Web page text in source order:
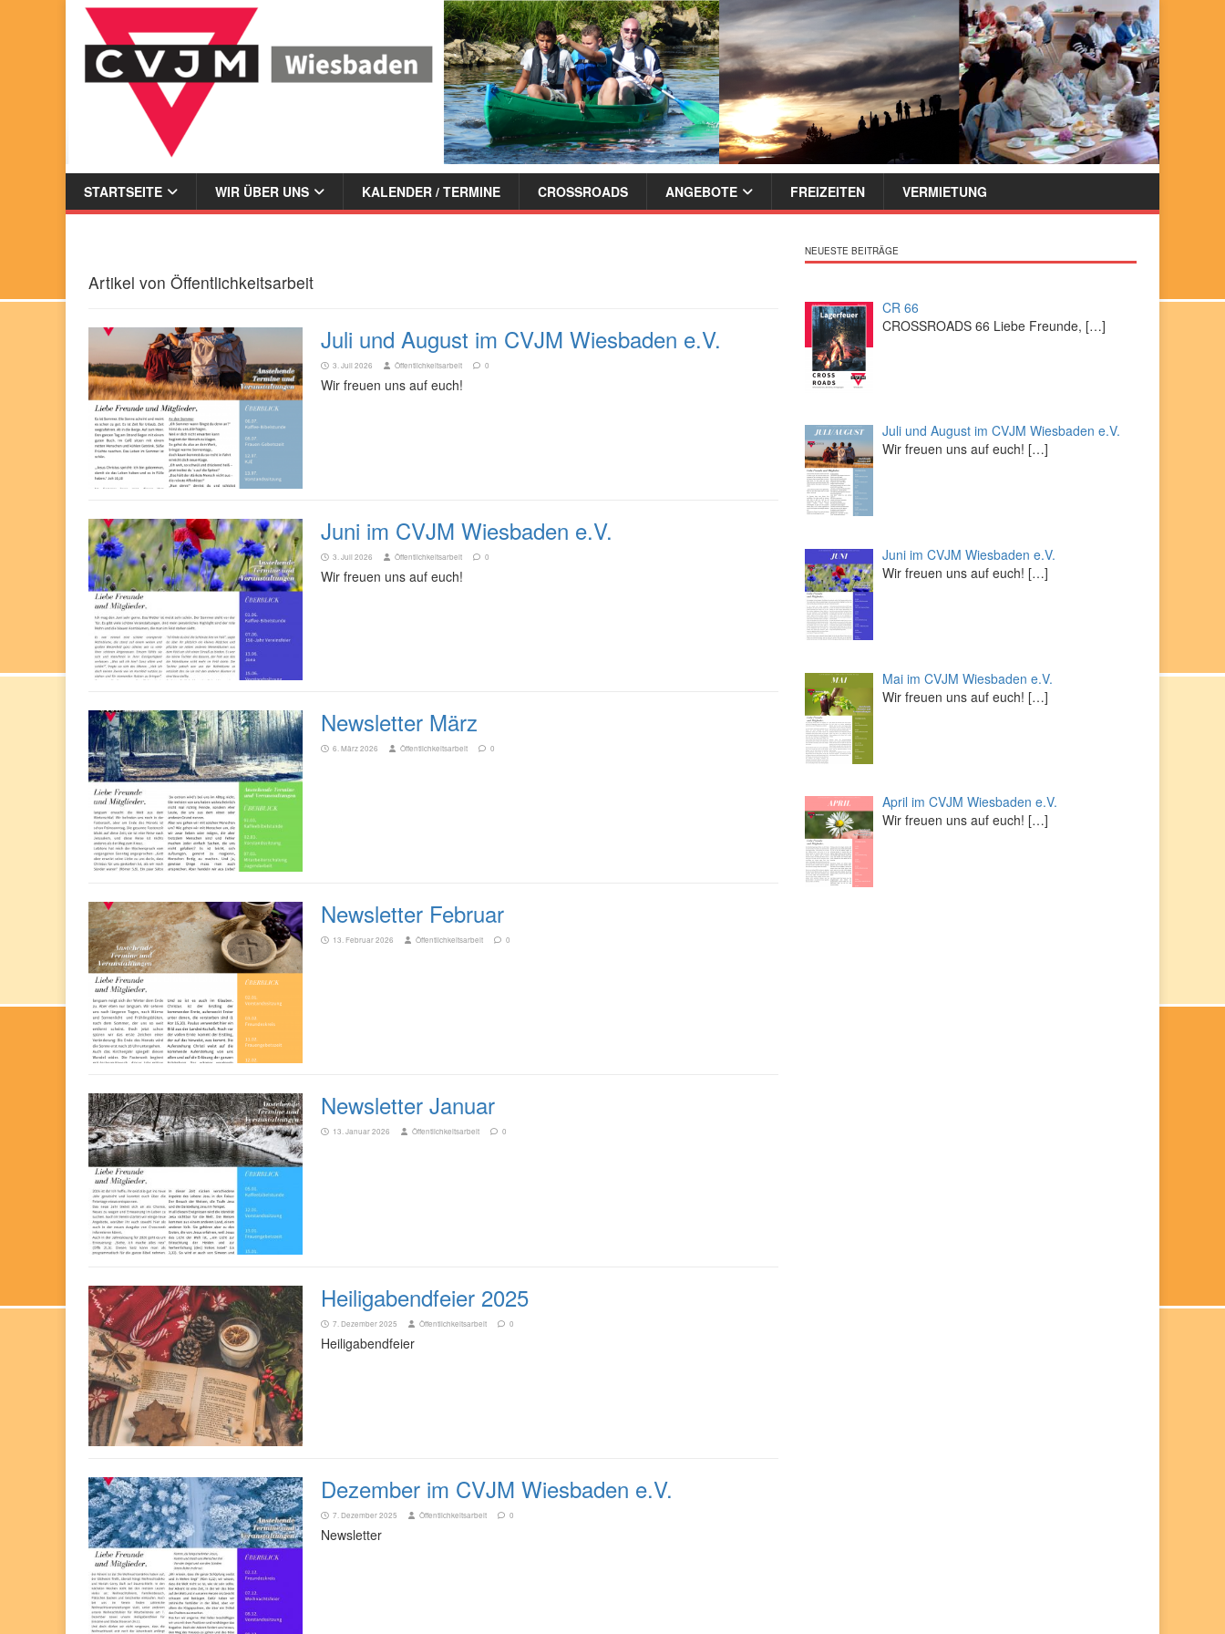
STARTSEITE WIR ÜBER UNS KALENDER / TERMINE CROSSROADS ANGEBOTE FREIZEITEN VERMIETUNG
Artikel von Öffentlichkeitsarbeit
Juli und August im CVJM Wiesbaden e.V.
3. Juli 2026 Öffentlichkeitsarbeit 0
Wir freuen uns auf euch!
Juni im CVJM Wiesbaden e.V.
3. Juli 2026 Öffentlichkeitsarbeit 0
Wir freuen uns auf euch!
Newsletter März
6. März 2026 Öffentlichkeitsarbeit 0
Newsletter Februar
13. Februar 2026 Öffentlichkeitsarbeit 0
Newsletter Januar
13. Januar 2026 Öffentlichkeitsarbeit 0
Heiligabendfeier 2025
7. Dezember 2025 Öffentlichkeitsarbeit 0
Heiligabendfeier
Dezember im CVJM Wiesbaden e.V.
7. Dezember 2025 Öffentlichkeitsarbeit 0
Newsletter
NEUESTE BEITRÄGE
CR 66
CROSSROADS 66 Liebe Freunde, […]
Juli und August im CVJM Wiesbaden e.V.
Wir freuen uns auf euch! […]
Juni im CVJM Wiesbaden e.V.
Wir freuen uns auf euch! […]
Mai im CVJM Wiesbaden e.V.
Wir freuen uns auf euch! […]
April im CVJM Wiesbaden e.V.
Wir freuen uns auf euch! […]